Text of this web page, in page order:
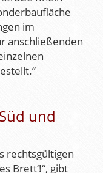
im
anschließenden
und
rechtsgültigen
Brett‘!“, gibt